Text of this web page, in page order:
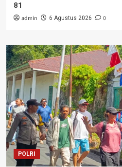
81
admin 6 Agustus 2026 0
POLRI